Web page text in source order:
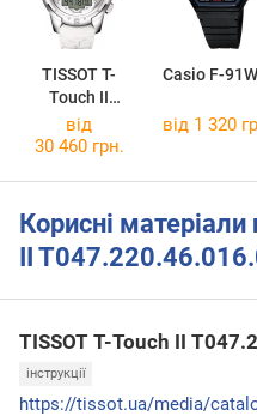
TISSOT T-
Touch II
T047.220.46.0
86.00
Casio F-
від
30 460 грн.
від 1 320
Корисні
II
TISSOT T-Touch II
інструкції
https://tissot.ua/media/